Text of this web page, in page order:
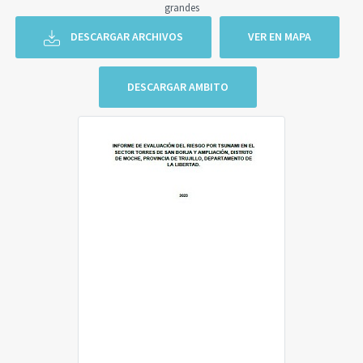
grandes
DESCARGAR ARCHIVOS VER EN MAPA
DESCARGAR AMBITO